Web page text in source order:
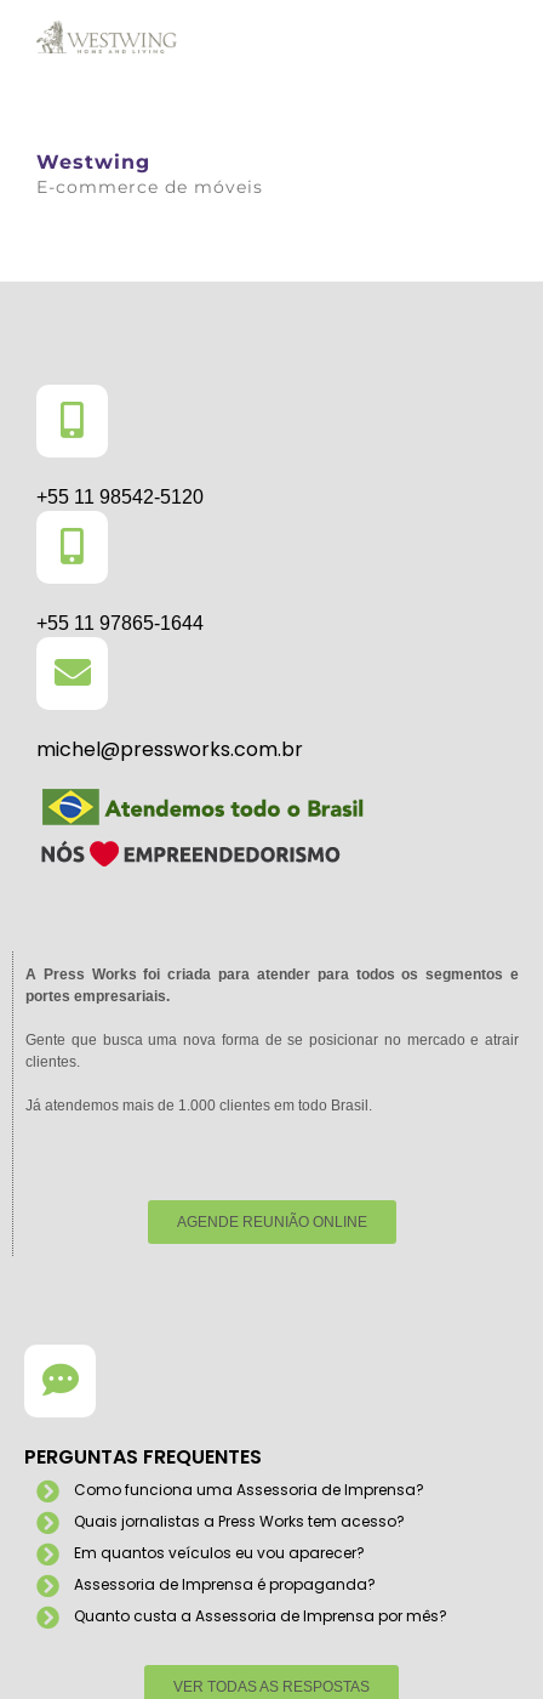
Westwing
E-commerce de móveis
+55 11 98542-5120
+55 11 97865-1644
michel@pressworks.com.br
A Press Works foi criada para atender para todos os segmentos e
portes empresariais.
Gente que busca uma nova forma de se posicionar no mercado e atrair
clientes.
Já atendemos mais de 1.000 clientes em todo Brasil.
AGENDE REUNIÃO ONLINE
PERGUNTAS FREQUENTES
Como funciona uma Assessoria de Imprensa?
Quais jornalistas a Press Works tem acesso?
Em quantos veículos eu vou aparecer?
Assessoria de Imprensa é propaganda?
Quanto custa a Assessoria de Imprensa por mês?
VER TODAS AS RESPOSTAS